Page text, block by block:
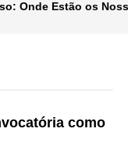
Onde Estão os
como